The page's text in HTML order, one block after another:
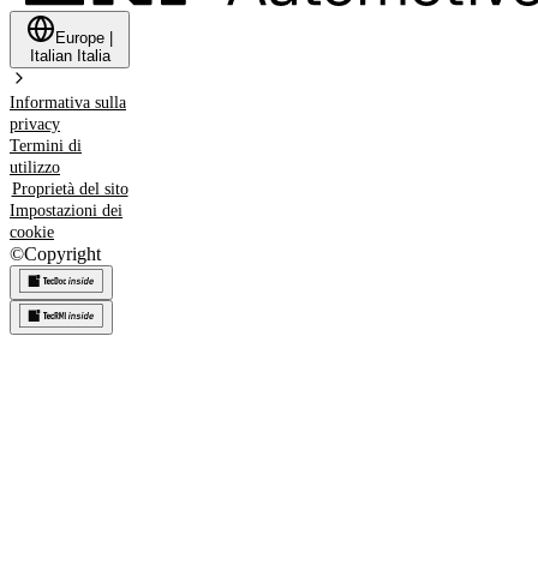
Europe
Italian Italia
Informativa sulla
privacy
Termini di
utilizzo
Proprietà del sito
Impostazioni dei
cookie
©Copyright